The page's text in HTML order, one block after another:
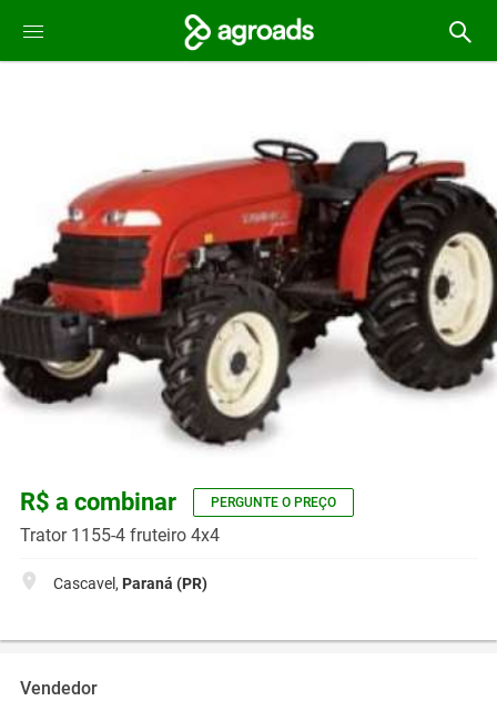
R$ a combinar PERGUNTE O PREÇO
Trator 1155-4 fruteiro 4x4
Cascavel, Paraná (PR)
Vendedor